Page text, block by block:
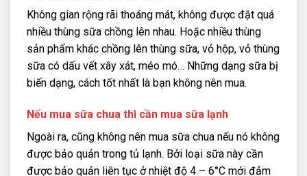
Không gian rộng rãi thoáng mát, không được đặt quá
nhiều thùng sữa chồng lên nhau. Hoặc nhiều thùng
sản phẩm khác chồng lên thùng sữa, vỏ hộp, vỏ thùng
sữa có dấu vết xây xát, méo mó… Những dạng sữa bị
biến dạng, cách tốt nhất là bạn không nên mua.
Nếu mua sữa chua thì cần mua sữa lạnh
Ngoài ra, cũng không nên mua sữa chua nếu nó không
được bảo quản trong tủ lạnh. Bởi loại sữa này cần
được bảo quản liên tục ở nhiệt độ 4 – 6°C mới đảm